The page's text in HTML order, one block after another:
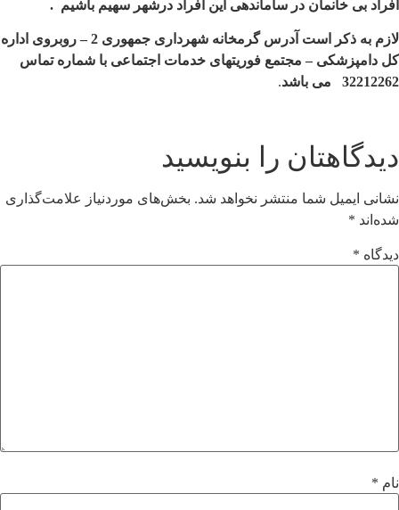
افراد بی خانمان در ساماندهی این افراد درشهر سهیم باشیم .
لازم به ذکر است آدرس گرمخانه شهرداری جمهوری 2 – روبروی اداره
کل دامپزشکی – مجتمع فوریتهای خدمات اجتماعی با شماره تماس
32212262 می باشد
.
دیدگاهتان را بنویسید
نشانی ایمیل شما منتشر نخواهد شد. بخش‌های موردنیاز علامت‌گذاری
شده‌اند *
دیدگاه *
نام *